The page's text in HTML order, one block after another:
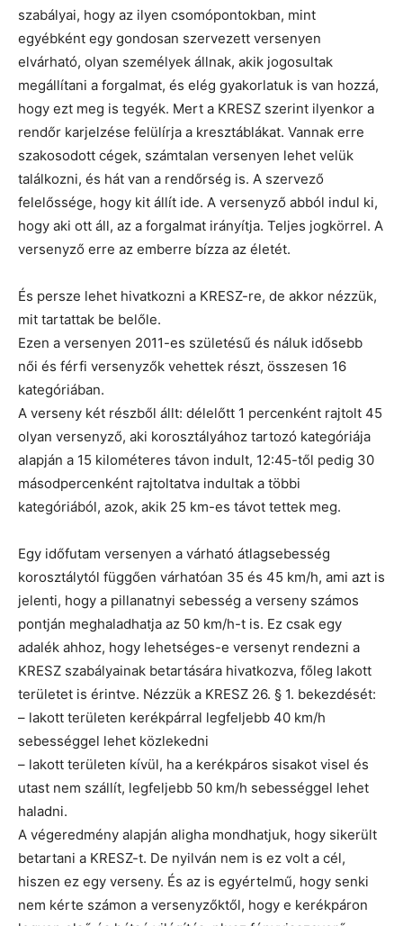
szabályai, hogy az ilyen csomópontokban, mint
egyébként egy gondosan szervezett versenyen
elvárható, olyan személyek állnak, akik jogosultak
megállítani a forgalmat, és elég gyakorlatuk is van hozzá,
hogy ezt meg is tegyék. Mert a KRESZ szerint ilyenkor a
rendőr karjelzése felülírja a kresztáblákat. Vannak erre
szakosodott cégek, számtalan versenyen lehet velük
találkozni, és hát van a rendőrség is. A szervező
felelőssége, hogy kit állít ide. A versenyző abból indul ki,
hogy aki ott áll, az a forgalmat irányítja. Teljes jogkörrel. A
versenyző erre az emberre bízza az életét.
És persze lehet hivatkozni a KRESZ-re, de akkor nézzük,
mit tartattak be belőle.
Ezen a versenyen 2011-es születésű és náluk idősebb
női és férfi versenyzők vehettek részt, összesen 16
kategóriában.
A verseny két részből állt: délelőtt 1 percenként rajtolt 45
olyan versenyző, aki korosztályához tartozó kategóriája
alapján a 15 kilométeres távon indult, 12:45-től pedig 30
másodpercenként rajtoltatva indultak a többi
kategóriából, azok, akik 25 km-es távot tettek meg.
Egy időfutam versenyen a várható átlagsebesség
korosztálytól függően várhatóan 35 és 45 km/h, ami azt is
jelenti, hogy a pillanatnyi sebesség a verseny számos
pontján meghaladhatja az 50 km/h-t is. Ez csak egy
adalék ahhoz, hogy lehetséges-e versenyt rendezni a
KRESZ szabályainak betartására hivatkozva, főleg lakott
területet is érintve. Nézzük a KRESZ 26. § 1. bekezdését:
– lakott területen kerékpárral legfeljebb 40 km/h
sebességgel lehet közlekedni
– lakott területen kívül, ha a kerékpáros sisakot visel és
utast nem szállít, legfeljebb 50 km/h sebességgel lehet
haladni.
A végeredmény alapján aligha mondhatjuk, hogy sikerült
betartani a KRESZ-t. De nyilván nem is ez volt a cél,
hiszen ez egy verseny. És az is egyértelmű, hogy senki
nem kérte számon a versenyzőktől, hogy e kerékpáron